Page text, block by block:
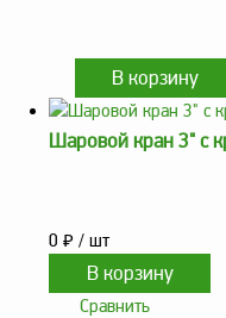
БЕНЗОВОЗОВ И
МИНИ АЗС
ОБОРУДОВАНИЕ
компании
Шаровой кран 3" с
0 ₽ / шт
Сравнить